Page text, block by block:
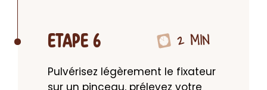
ETAPE 6 2 MIN
Pulvérisez légèrement le fixateur
sur un pinceau, prélevez votre